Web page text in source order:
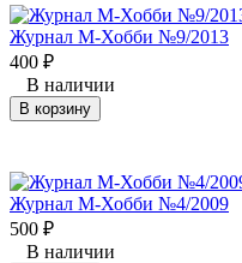
Журнал М-Хобби №9/2013
400 ₽
В наличии
В корзину
Журнал М-Хобби №4/2009
500 ₽
В наличии